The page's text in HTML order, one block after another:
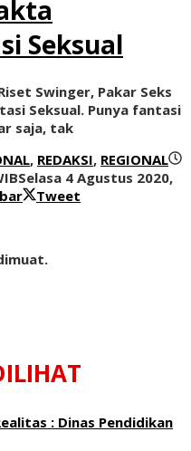
Seksual
Swinger, Pakar Seks
Seksual. Punya fantasi
saja, tak
, REDAKSI, REGIONAL
Selasa 4 Agustus 2020,
Tweet
: ‎Dinas Pendidikan